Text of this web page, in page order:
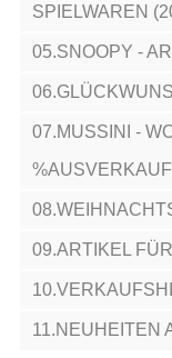
SPIELWAREN
05.SNOOPY -
07.MUSSINI -
09.ARTIKEL
11.NEUHEITEN